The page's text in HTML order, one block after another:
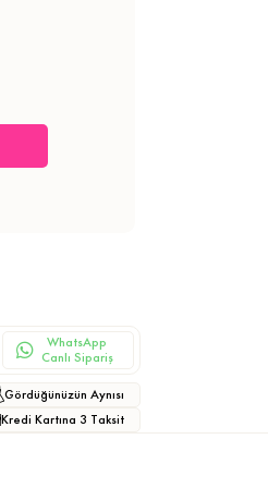
WhatsApp
Canlı Sipariş
Gördüğünüzün Aynısı
Kredi Kartına 3 Taksit